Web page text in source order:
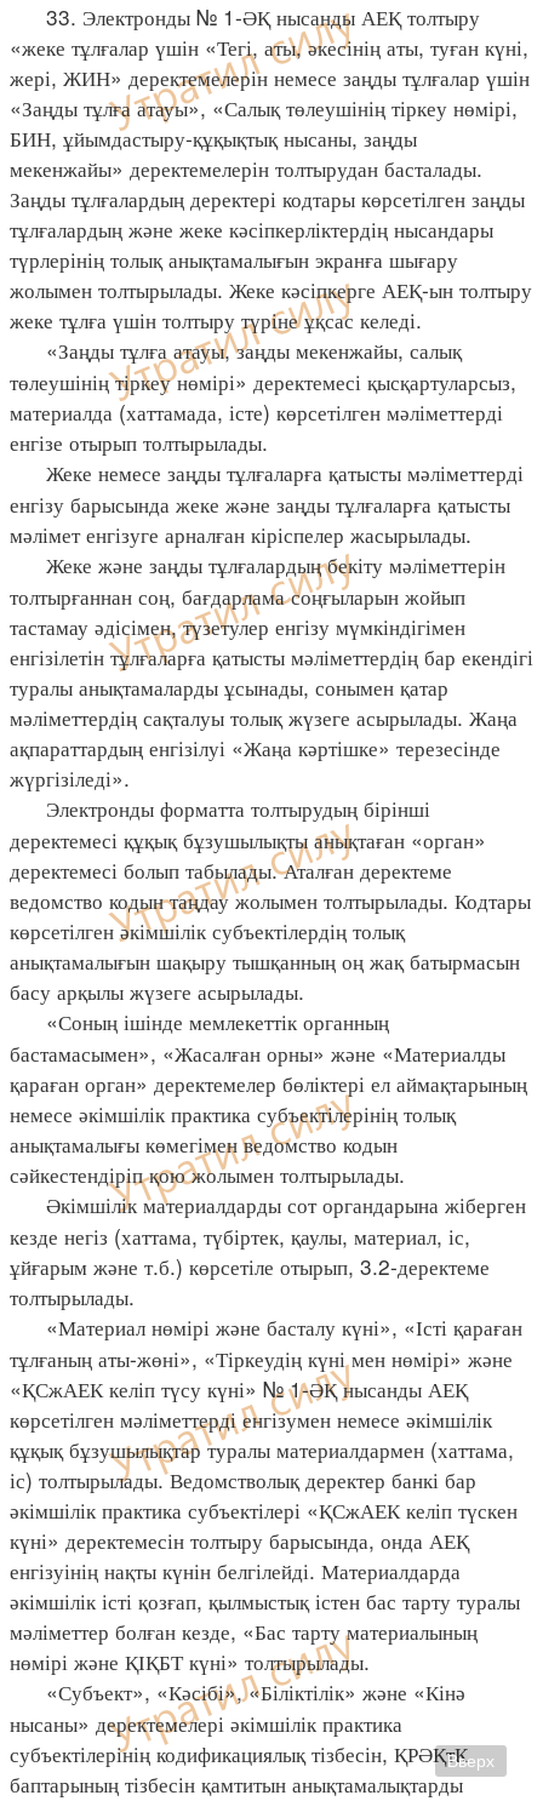
33. Электронды № 1-ӘҚ нысанды АЕҚ толтыру
«жеке тұлғалар үшін «Тегі, аты, әкесінің аты, туған күні,
жері, ЖИН» деректемелерін немесе заңды тұлғалар үшін
«Заңды тұлға атауы», «Салық төлеушінің тіркеу нөмірі,
БИН, ұйымдастыру-құқықтық нысаны, заңды
мекенжайы» деректемелерін толтырудан басталады.
Заңды тұлғалардың деректері кодтары көрсетілген заңды
тұлғалардың және жеке кәсіпкерліктердің нысандары
түрлерінің толық анықтамалығын экранға шығару
жолымен толтырылады. Жеке кәсіпкерге АЕҚ-ын толтыру
жеке тұлға үшін толтыру түріне ұқсас келеді.
«Заңды тұлға атауы, заңды мекенжайы, салық
төлеушінің тіркеу нөмірі» деректемесі қысқартуларсыз,
материалда (хаттамада, істе) көрсетілген мәліметтерді
енгізе отырып толтырылады.
Жеке немесе заңды тұлғаларға қатысты мәліметтерді
енгізу барысында жеке және заңды тұлғаларға қатысты
мәлімет енгізуге арналған кіріспелер жасырылады.
Жеке және заңды тұлғалардың бекіту мәліметтерін
толтырғаннан соң, бағдарлама соңғыларын жойып
тастамау әдісімен, түзетулер енгізу мүмкіндігімен
енгізілетін тұлғаларға қатысты мәліметтердің бар екендігі
туралы анықтамаларды ұсынады, сонымен қатар
мәліметтердің сақталуы толық жүзеге асырылады. Жаңа
ақпараттардың енгізілуі «Жаңа кәртішке» терезесінде
жүргізіледі».
Электронды форматта толтырудың бірінші
деректемесі құқық бұзушылықты анықтаған «орган»
деректемесі болып табылады. Аталған деректеме
ведомство кодын таңдау жолымен толтырылады. Кодтары
көрсетілген әкімшілік субъектілердің толық
анықтамалығын шақыру тышқанның оң жақ батырмасын
басу арқылы жүзеге асырылады.
«Соның ішінде мемлекеттік органның
бастамасымен», «Жасалған орны» және «Материалды
қараған орган» деректемелер бөліктері ел аймақтарының
немесе әкімшілік практика субъектілерінің толық
анықтамалығы көмегімен ведомство кодын
сәйкестендіріп қою жолымен толтырылады.
Әкімшілік материалдарды сот органдарына жіберген
кезде негіз (хаттама, түбіртек, қаулы, материал, іс,
ұйғарым және т.б.) көрсетіле отырып, 3.2-деректеме
толтырылады.
«Материал нөмірі және басталу күні», «Істі қараған
тұлғаның аты-жөні», «Тіркеудің күні мен нөмірі» және
«ҚСжАЕК келіп түсу күні» № 1-ӘҚ нысанды АЕҚ
көрсетілген мәліметтерді енгізумен немесе әкімшілік
құқық бұзушылықтар туралы материалдармен (хаттама,
іс) толтырылады. Ведомстволық деректер банкі бар
әкімшілік практика субъектілері «ҚСжАЕК келіп түскен
күні» деректемесін толтыру барысында, онда АЕҚ
енгізуінің нақты күнін белгілейді. Материалдарда
әкімшілік істі қозғап, қылмыстық істен бас тарту туралы
мәліметтер болған кезде, «Бас тарту материалының
нөмірі және ҚІҚБТ күні» толтырылады.
«Субъект», «Кәсібі», «Біліктілік» және «Кінә
нысаны» деректемелері әкімшілік практика
субъектілерінің кодификациялық тізбесін, ҚРӘҚтК
баптарының тізбесін қамтитын анықтамалықтарды
Вверх